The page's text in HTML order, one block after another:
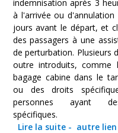
indemnisation après 3
à l'arrivée ou
jours avant le départ, et
des passagers à une
de perturbation. Plusieurs
outre introduits, comme
bagage cabine dans le
ou des droits
personnes ayant
spécifiques.
Lire la suite- autre lien